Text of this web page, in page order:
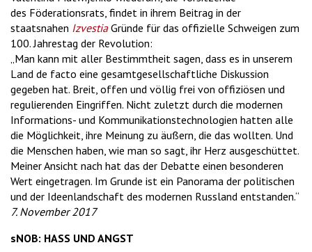
des Föderationsrats, findet in ihrem Beitrag in der
staatsnahen IzvestiaGründe für das offizielle Schweigen zum
100. Jahrestag der Revolution:
„Man kann mit aller Bestimmtheit sagen, dass es in unserem
Land de facto eine gesamtgesellschaftliche Diskussion
gegeben hat. Breit, offen und völlig frei von offiziösen und
regulierenden Eingriffen. Nicht zuletzt durch die modernen
Informations- und Kommunikationstechnologien hatten alle
die Möglichkeit, ihre Meinung zu äußern, die das wollten. Und
die Menschen haben, wie man so sagt, ihr Herz ausgeschüttet.
Meiner Ansicht nach hat das der Debatte einen besonderen
Wert eingetragen. Im Grunde ist ein Panorama der politischen
und der Ideenlandschaft des modernen Russland entstanden.“
7. November 2017
sNOB: HASS UND ANGST